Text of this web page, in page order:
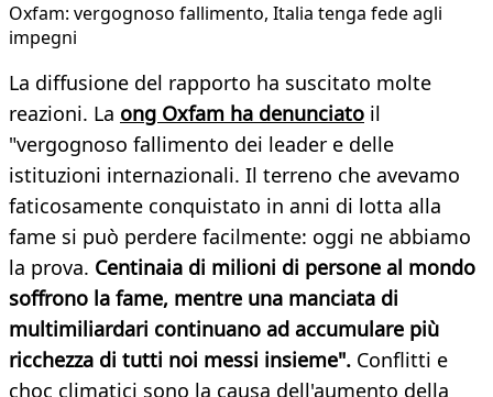
Oxfam: vergognoso fallimento, Italia tenga fede agli
impegni
La diffusione del rapporto ha suscitato molte
reazioni. La ong Oxfam ha denunciato il
"vergognoso fallimento dei leader e delle
istituzioni internazionali. Il terreno che avevamo
faticosamente conquistato in anni di lotta alla
fame si può perdere facilmente: oggi ne abbiamo
la prova. Centinaia di milioni di persone al mondo
soffrono la fame, mentre una manciata di
multimiliardari continuano ad accumulare più
ricchezza di tutti noi messi insieme". Conflitti e
choc climatici sono la causa dell'aumento della